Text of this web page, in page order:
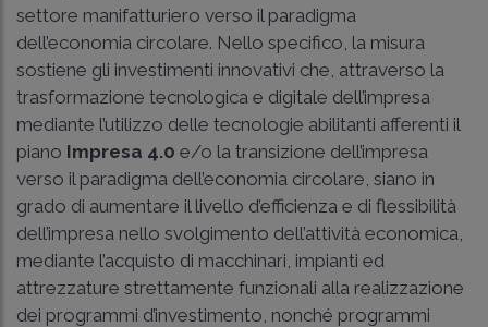
settore manifatturiero verso il paradigma
dell’economia circolare. Nello specifico, la misura
sostiene gli investimenti innovativi che, attraverso la
trasformazione tecnologica e digitale dell’impresa
mediante l’utilizzo delle tecnologie abilitanti afferenti il
piano Impresa 4.0 e/o la transizione dell’impresa
verso il paradigma dell’economia circolare, siano in
grado di aumentare il livello d’efficienza e di flessibilità
dell’impresa nello svolgimento dell’attività economica,
mediante l’acquisto di macchinari, impianti ed
attrezzature strettamente funzionali alla realizzazione
dei programmi d’investimento, nonché programmi